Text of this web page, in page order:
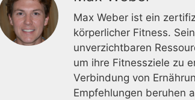
Max Weber ist ein
körperlicher Fitness.
unverzichtbaren
um ihre Fitnessziele zu
Verbindung von
Empfehlungen beruhen